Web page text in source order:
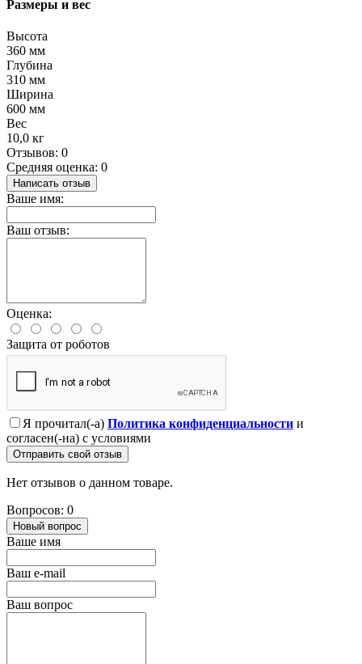
Размеры и вес
Высота
360 мм
Глубина
310 мм
Ширина
600 мм
Вес
10,0 кг
Отзывов: 0
Средняя оценка: 0
Написать отзыв
Ваше имя:
Ваш отзыв:
Оценка:
Защита от роботов
Я прочитал(-а) Политика конфиденциальности и
согласен(-на) с условиями
Отправить свой отзыв
Нет отзывов о данном товаре.
Вопросов: 0
Новый вопрос
Ваше имя
Ваш e-mail
Ваш вопрос